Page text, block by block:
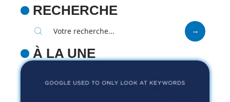
RECHERCHE
À LA UNE